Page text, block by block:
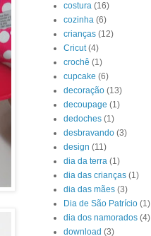
costura (16)
cozinha (6)
crianças (12)
Cricut (4)
crochê (1)
cupcake (6)
decoração (13)
decoupage (1)
dedoches (1)
desbravando (3)
design (11)
dia da terra (1)
dia das crianças (1)
dia das mães (3)
Dia de São Patrício (1)
dia dos namorados (4)
download (3)